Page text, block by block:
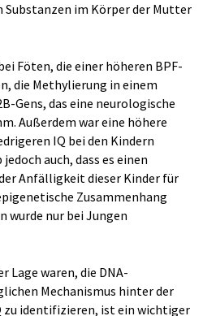
im Körper der Mutter
Föten, die einer höheren BPF-
die Methylierung in einem
Gens, das eine neurologische
Außerdem war eine höhere
IQ bei den Kindern
auch, dass es einen
Anfälligkeit dieser Kinder für
Zusammenhang
wurde nur bei Jungen
Lage waren, die DNA-
Mechanismus hinter der
zu identifizieren, ist ein wichtiger